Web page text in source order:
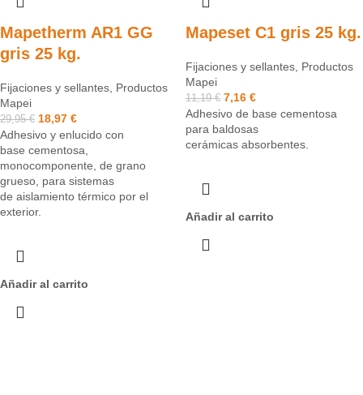
Mapetherm AR1 GG
gris 25 kg.
Fijaciones y sellantes Productos
Mapei
29,95€ 18,97 €
Adhesivo y enlucido con
base cementosa,
monocomponente, de grano
grueso, para sistemas
de aislamiento térmico por el
exterior.
Añadir al carrito
Mapeset C1 gris 25 kg.
Fijaciones y sellantes Productos
Mapei
11,19€ 7,16 €
Adhesivo de base cementosa
para baldosas
cerámicas absorbentes.
Añadir al carrito